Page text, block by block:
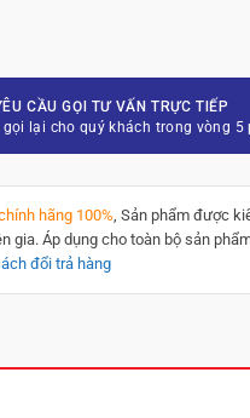
CẦU GỌI TƯ VẤN TRỰC TIẾP
lại cho quý khách trong vòng 5
hãng 100% , Sản phẩm được
gia. Áp dụng cho toàn bộ sản
đổi trả hàng